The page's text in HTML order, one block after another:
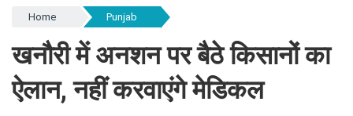
Home Punjab
खनौरी में अनशन पर बैठे किसानों का
ऐलान, नहीं करवाएंगे मेडिकल